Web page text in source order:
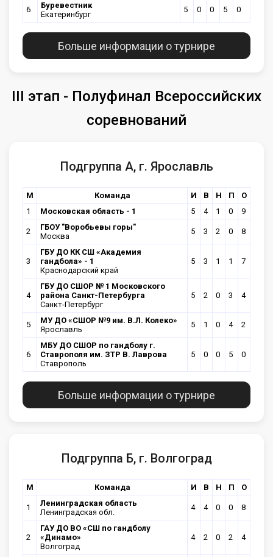
6
Буревестник
Екатеринбург
5 0 0 5 0
Больше информации о турнире
III этап - Полуфинал Всероссийских
соревнований
Подгруппа А, г. Ярославль
М Команда И В Н П
О
1
Московская область - 1 5 4 1 0 9
2
ГБОУ "Воробьевы горы"
Москва
5 3 2 0 8
3
ГБУ ДО КК СШ «Академия
гандбола» - 1
Краснодарский край
5 3 1 1 7
4
ГБУ ДО СШОР № 1 Московского
района Санкт-Петербурга
Санкт-Петербург
5 2 0 3 4
5
МУ ДО «СШОР №9 им. В.Л. Колеко»
Ярославль
5 1 0 4 2
6
МБУ ДО СШОР по гандболу г.
Ставрополя им. ЗТР В. Лаврова
Ставрополь
5 0 0 5 0
Больше информации о турнире
Подгруппа Б, г. Волгоград
М Команда И В Н П О
1
Ленинградская область
Ленинградская обл.
4 4 0 0 8
2
ГАУ ДО ВО «СШ по гандболу
«Динамо»
Волгоград
4 2 0 2 4